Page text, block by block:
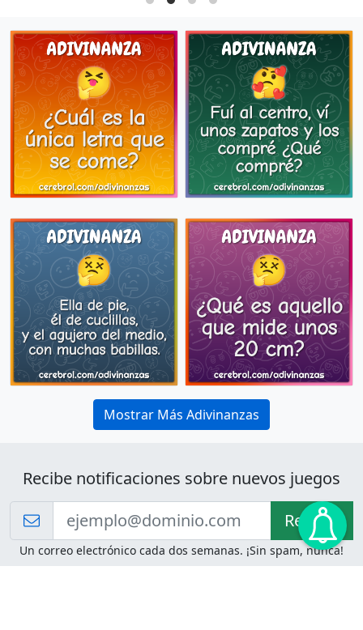
Mostrar Más Adivinanzas
Recibe notificaciones sobre nuevos juegos
Recibir!
Un correo electrónico cada dos semanas. ¡Sin spam, nunca!